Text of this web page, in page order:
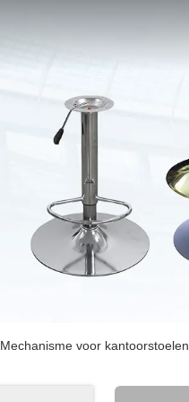
Mechanisme voor kantoorstoelen